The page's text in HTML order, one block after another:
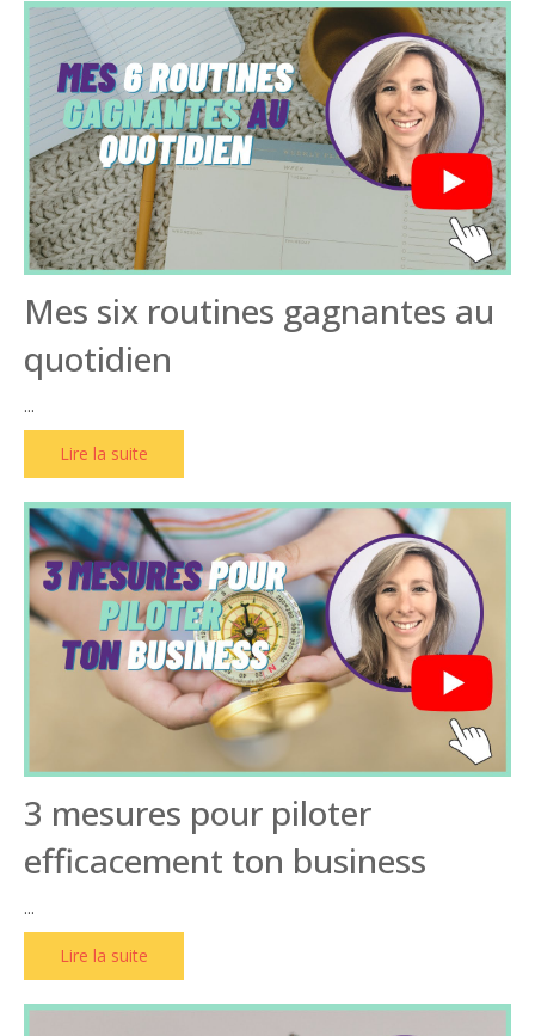
Mes six routines gagnantes au
quotidien
...
Lire la suite
3 mesures pour piloter
efficacement ton business
...
Lire la suite